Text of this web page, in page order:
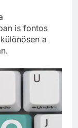
is fontos
a